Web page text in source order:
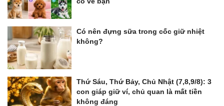
Có nên đựng sữa trong cốc giữ nhiệt
không?
Thứ Sáu, Thứ Bảy, Chủ Nhật (7,8,9/8): 3
con giáp giữ ví, chủ quan là mất tiền
không đáng